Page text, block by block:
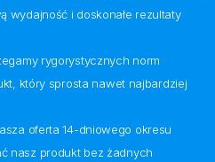
wydajność i doskonałe rezultaty
rygorystycznych norm
który sprosta nawet najbardziej
oferta 14-dniowego okresu
nasz produkt bez żadnych